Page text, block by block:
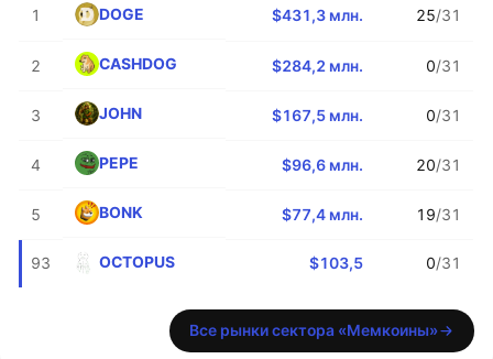
1 DOGE $431,3 млн. 25/31
2 CASHDOG $284,2 млн. 0/31
3 JOHN $167,5 млн. 0/31
4 PEPE $96,6 млн. 20/31
5 BONK $77,4 млн. 19/31
93 OCTOPUS $103,5 0/31
Все рынки сектора «Мемкоины»